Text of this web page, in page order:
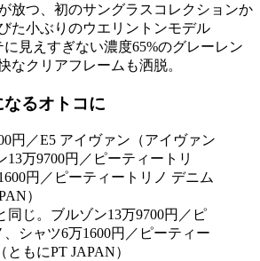
放つ、初のサングラスコレクションか
た小ぶりのウエリントンモデル
に見えすぎない濃度65%のグレーレン
なクリアフレームも洒脱。
るオトコに
同じ。ブルゾン13万9700円／ピ
シャツ6万1600円／ピーティー
ともにPT JAPAN）